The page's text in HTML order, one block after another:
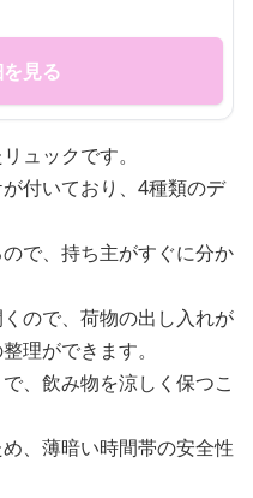
見る
ュックです。
付いており、4種類のデ
で、持ち主がすぐに分か
ので、荷物の出し入れが
理ができます。
、飲み物を涼しく保つこ
、薄暗い時間帯の安全性